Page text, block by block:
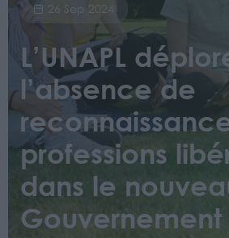
26 Sep 2024
L’UNAPL
l’absence de
professions
dans le
Gouvernement